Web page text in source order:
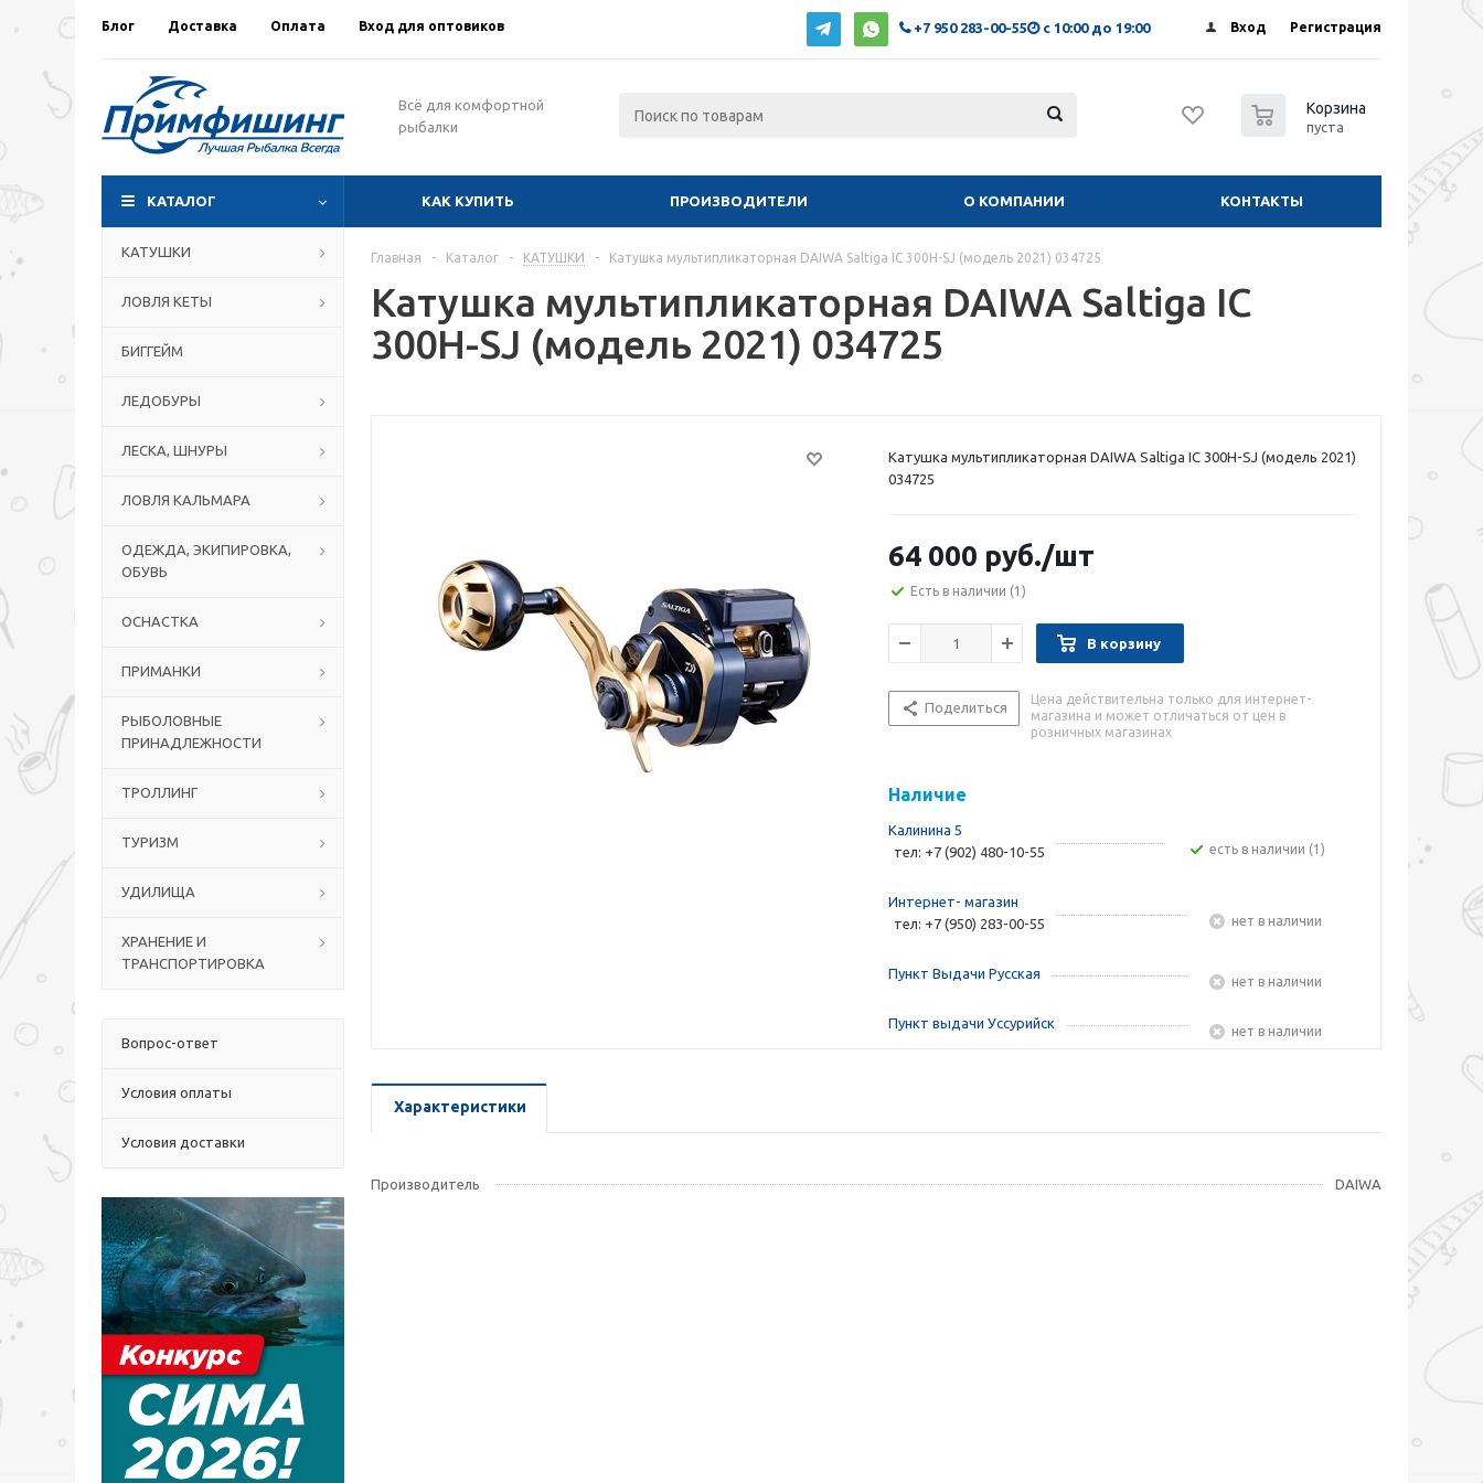
Блог Доставка Оплата Вход для оптовиков Вход Регистрация
+7 950 283-00-55 с 10:00 до 19:00
Всё для комфортной
рыбалки
Корзина
пуста
КАТАЛОГ КАК КУПИТЬ ПРОИЗВОДИТЕЛИ О КОМПАНИИ КОНТАКТЫ
КАТУШКИ
ЛОВЛЯ КЕТЫ
БИГГЕЙМ
ЛЕДОБУРЫ
ЛЕСКА, ШНУРЫ
ЛОВЛЯ КАЛЬМАРА
ОДЕЖДА, ЭКИПИРОВКА,
ОБУВЬ
ОСНАСТКА
ПРИМАНКИ
РЫБОЛОВНЫЕ
ПРИНАДЛЕЖНОСТИ
ТРОЛЛИНГ
ТУРИЗМ
УДИЛИЩА
ХРАНЕНИЕ И
ТРАНСПОРТИРОВКА
Вопрос-ответ
Условия оплаты
Условия доставки
Главная - Каталог - КАТУШКИ - Катушка мультипликаторная DAIWA Saltiga IC 300H-SJ (модель 2021) 034725
Катушка мультипликаторная DAIWA Saltiga IC
300H-SJ (модель 2021) 034725
Катушка мультипликаторная DAIWA Saltiga IC 300H-SJ (модель 2021)
034725
64 000 руб./шт
Есть в наличии (1)
В корзину
Поделиться
Цена действительна только для интернет-
магазина и может отличаться от цен в
розничных магазинах
Наличие
Калинина 5
тел: +7 (902) 480-10-55
Есть в наличии (1)
Интернет- магазин
тел: +7 (950) 283-00-55
Нет в наличии
Пункт Выдачи Русская Нет в наличии
Пункт выдачи Уссурийск Нет в наличии
Характеристики
Производитель DAIWA